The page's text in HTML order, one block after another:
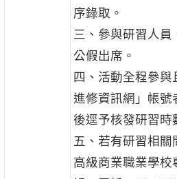
序錄取。
三、參與研習人員
公假出席。
四、活動全程參
進修資訊網」帳號
後逕予核發研習時
五、若有研習相關
高級商業職業學校